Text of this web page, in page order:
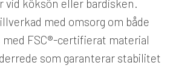
vid köksön eller bardisken.
med omsorg om både
FSC®-certifierat material
som garanterar stabilitet